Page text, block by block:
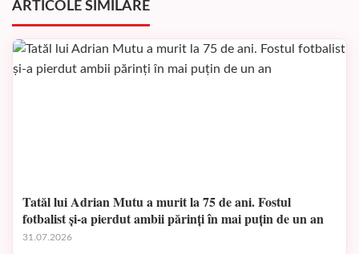
ARTICOLE SIMILARE
Tatăl lui Adrian Mutu a murit la 75 de ani. Fostul
fotbalist și-a pierdut ambii părinți în mai puțin de un an
31.07.2026